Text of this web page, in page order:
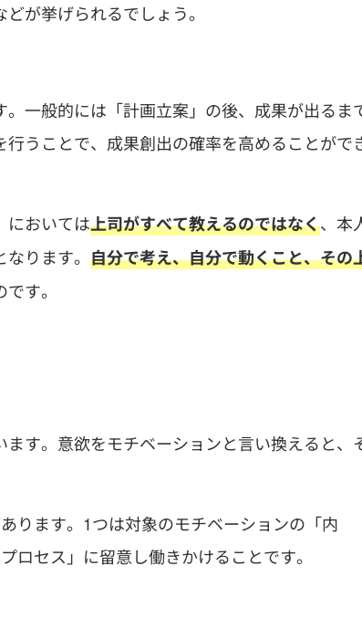
どが挙げられるでしょう。
一般的には「計画立案」の後、成果が出るま
うことで、成果創出の確率を高めることがで
においては上司がすべて教えるのではなく、本
ります。 自分で考え、自分で動くこと、その
です。
す。意欲をモチベーションと言い換えると、
ります。1つは対象のモチベーションの「内
ロセス」に留意し働きかけることです。